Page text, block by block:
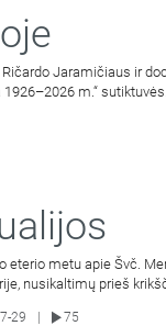
Jaramičiaus ir
m.“ sutiktuvės.
eterio metu apie Švč.
nusikaltimų prieš
29 75